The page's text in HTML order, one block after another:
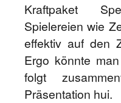
Kraftpaket
Spielereien wie
effektiv auf den
Ergo könnte
folgt
Präsentation hui.